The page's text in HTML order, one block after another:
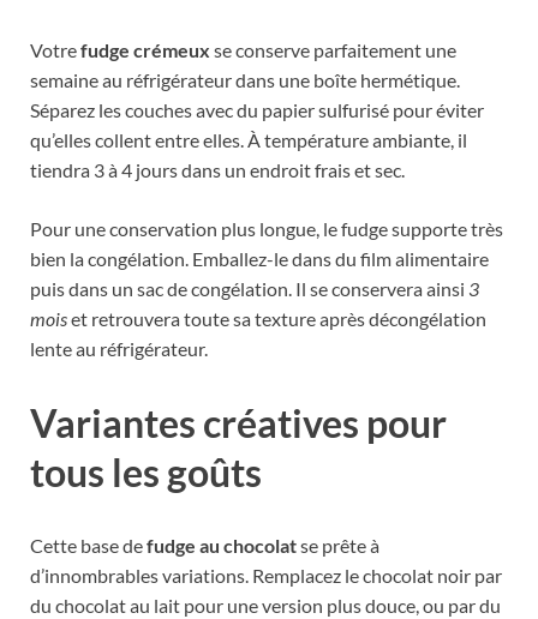
Votrefudge crémeux se conserve parfaitement une
semaine au réfrigérateur dans une boîte hermétique.
Séparez les couches avec du papier sulfurisé pour éviter
qu’elles collent entre elles. À température ambiante, il
tiendra 3 à 4 jours dans un endroit frais et sec.
Pour une conservation plus longue, le fudge supporte très
bien la congélation. Emballez-le dans du film alimentaire
puis dans un sac de congélation. Il se conservera ainsi 3
moiset retrouvera toute sa texture après décongélation
lente au réfrigérateur.
Variantes créatives pour
tous les goûts
Cette base defudge au chocolatse prête à
d’innombrables variations. Remplacez le chocolat noir par
du chocolat au lait pour une version plus douce, ou par du